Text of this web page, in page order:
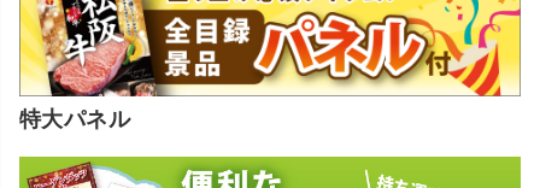
特大パネル